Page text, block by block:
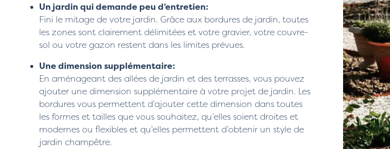
Un jardin qui demande peu d’entretien:
Fini le mitage de votre jardin. Grâce aux bordures de jardin, toutes
les zones sont clairement délimitées et votre gravier, votre couvre-
sol ou votre gazon restent dans les limites prévues.
Une dimension supplémentaire:
En aménageant des allées de jardin et des terrasses, vous pouvez
ajouter une dimension supplémentaire à votre projet de jardin. Les
bordures vous permettent d’ajouter cette dimension dans toutes
les formes et tailles que vous souhaitez, qu’elles soient droites et
modernes ou flexibles et qu’elles permettent d’obtenir un style de
jardin champêtre.